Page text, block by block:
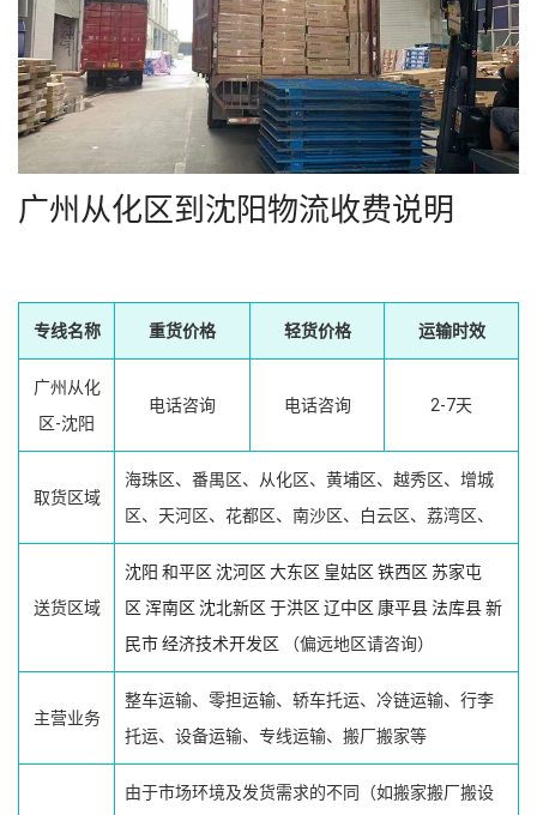
广州从化区到沈阳物流收费说明
专线名称 重货价格 轻货价格 运输时效
广州从化
区-沈阳
电话咨询 电话咨询 2-7天
取货区域
海珠区、番禺区、从化区、黄埔区、越秀区、增城
区、天河区、花都区、南沙区、白云区、荔湾区、
送货区域
沈阳 和平区 沈河区 大东区 皇姑区 铁西区 苏家屯
区 浑南区 沈北新区 于洪区 辽中区 康平县 法库县新
民市经济技术开发区 （偏远地区请咨询）
主营业务
整车运输、零担运输、轿车托运、冷链运输、行李
托运、设备运输、专线运输、搬厂搬家等
由于市场环境及发货需求的不同（如搬家搬厂搬设